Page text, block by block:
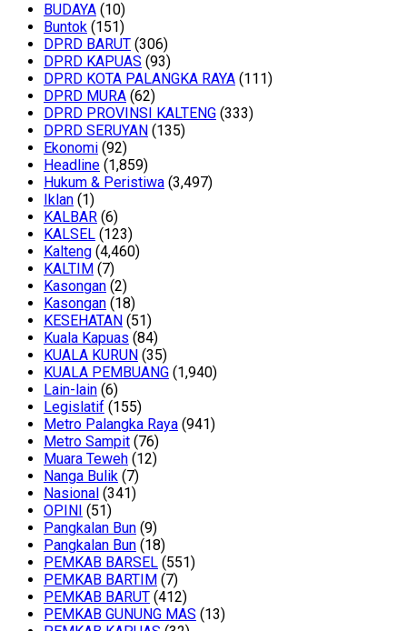
BUDAYA (10)
Buntok (151)
DPRD BARUT (306)
DPRD KAPUAS (93)
DPRD KOTA PALANGKA RAYA (111)
DPRD MURA (62)
DPRD PROVINSI KALTENG (333)
DPRD SERUYAN (135)
Ekonomi (92)
Headline (1,859)
Hukum & Peristiwa (3,497)
Iklan (1)
KALBAR (6)
KALSEL (123)
Kalteng (4,460)
KALTIM (7)
Kasongan (2)
Kasongan (18)
KESEHATAN (51)
Kuala Kapuas (84)
KUALA KURUN (35)
KUALA PEMBUANG (1,940)
Lain-lain (6)
Legislatif (155)
Metro Palangka Raya (941)
Metro Sampit (76)
Muara Teweh (12)
Nanga Bulik (7)
Nasional (341)
OPINI (51)
Pangkalan Bun (9)
Pangkalan Bun (18)
PEMKAB BARSEL (551)
PEMKAB BARTIM (7)
PEMKAB BARUT (412)
PEMKAB GUNUNG MAS (13)